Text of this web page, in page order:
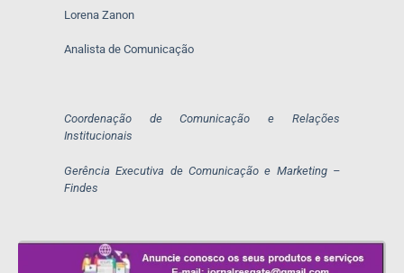
Lorena Zanon
Analista de Comunicação
Coordenação de Comunicação e Relações
Institucionais
Gerência Executiva de Comunicação e Marketing –
Findes